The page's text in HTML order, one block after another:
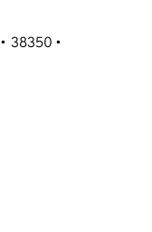
38350